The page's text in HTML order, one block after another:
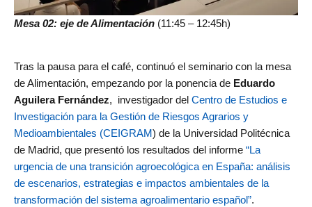
Mesa 02: eje de Alimentación (11:45 – 12:45h)
Tras la pausa para el café, continuó el seminario con la mesa
de Alimentación, empezando por la ponencia de Eduardo
Aguilera Fernández, investigador del Centro de Estudios e
Investigación para la Gestión de Riesgos Agrarios y
Medioambientales (CEIGRAM) de la Universidad Politécnica
de Madrid, que presentó los resultados del informe “La
urgencia de una transición agroecológica en España: análisis
de escenarios, estrategias e impactos ambientales de la
transformación del sistema agroalimentario español”.